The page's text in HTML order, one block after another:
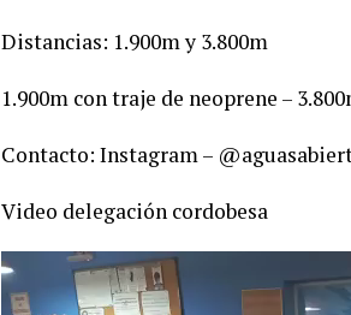
Distancias: 1.900m y 3.800m
1.900m con traje de neoprene –
Contacto: Instagram –
Video delegación cordobesa